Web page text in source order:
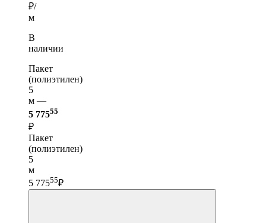
₽/
м
В
наличии
Пакет
(полиэтилен)
5
м —
5 77555
₽
Пакет
(полиэтилен)
5
м
5 77555₽